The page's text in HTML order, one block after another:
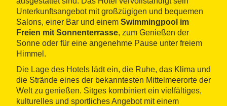
Unterkunftsangebot mit großzügigen und bequemen
Salons, einer Bar und einem Swimmingpool im
Freien mit Sonnenterrasse, zum Genießen der
Sonne oder für eine angenehme Pause unter freiem
Himmel.
Die Lage des Hotels lädt ein, die Ruhe, das Klima und
die Strände eines der bekanntesten Mittelmeerorte der
Welt zu genießen. Sitges kombiniert ein vielfältiges,
kulturelles und sportliches Angebot mit einem